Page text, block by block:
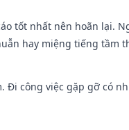
tốt nhất nên hoãn lại.
hay miệng tiếng tầm
công việc gặp gỡ có